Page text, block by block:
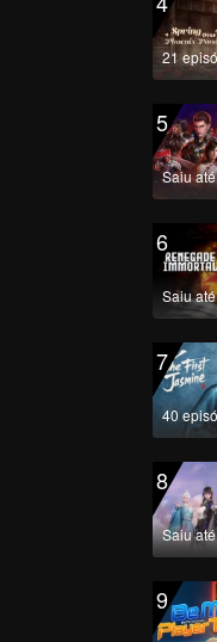
21
5
Saiu
6
Saiu
7
40
8
Saiu
9